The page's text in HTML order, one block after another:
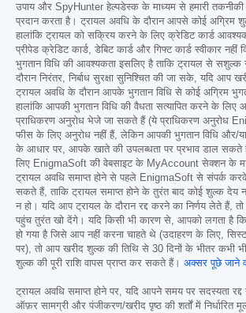
उपाय और SpyHunter हेल्पडेस्क के माध्यम से हमारी तकनीकी
प्रदान करता है। ट्रायल अवधि के दौरान आपसे कोई अग्रिम
हालांकि ट्रायल को सक्रिय करने के लिए क्रेडिट कार्ड
प्रीपेड क्रेडिट कार्ड, डेबिट कार्ड और गिफ्ट कार्ड स्वीकार
भुगतान विधि की आवश्यकता इसलिए है ताकि ट्रायल से सशुल्क
दौरान निरंतर, निर्बाध सुरक्षा सुनिश्चित की जा सके, यदि आप
ट्रायल अवधि के दौरान आपके भुगतान विधि से कोई अग्रिम
हालांकि आपकी भुगतान विधि की वैधता सत्यापित करने के लिए
प्राधिकरण अनुरोध भेजे जा सकते हैं (ये प्राधिकरण अनुरोध
फीस के लिए अनुरोध नहीं हैं, लेकिन आपकी भुगतान विधि और/
के आधार पर, आपके खाते की उपलब्धता पर प्रभाव डाल
लिए EnigmaSoft की वेबसाइट के MyAccount सेक्शन के
ट्रायल अवधि समाप्त होने से पहले EnigmaSoft से संपर्क
सकते हैं, ताकि ट्रायल समाप्त होने के तुरंत बाद कोई शुल्क देय
न हो। यदि आप ट्रायल के दौरान रद्द करने का निर्णय लेते हैं,
पहुंच तुरंत खो देंगे। यदि किसी भी कारण से, आपको लगता है
हो गया है जिसे आप नहीं करना चाहते थे (उदाहरण के लिए,
पर), तो आप खरीद शुल्क की तिथि से 30 दिनों के भीतर कभी
शुल्क की पूरी राशि वापस प्राप्त कर सकते हैं। अक्सर पूछे जाने
ट्रायल अवधि समाप्त होने पर, यदि आपने समय पर सदस्यता
ऑफ़र सामग्री और पंजीकरण/खरीद पृष्ठ की शर्तों में निर्धारित